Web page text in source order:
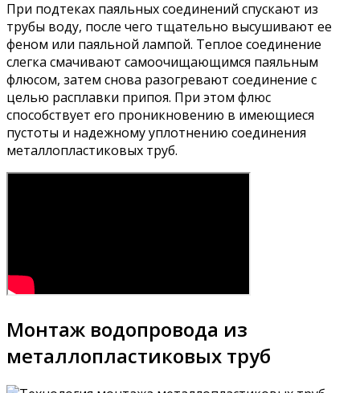
При подтеках паяльных соединений спускают из
трубы воду, после чего тщательно высушивают ее
феном или паяльной лампой. Теплое соединение
слегка смачивают самоочищающимся паяльным
флюсом, затем снова разогревают соединение с
целью расплавки припоя. При этом флюс
способствует его проникновению в имеющиеся
пустоты и надежному уплотнению соединения
металлопластиковых труб.
Монтаж водопровода из
металлопластиковых труб